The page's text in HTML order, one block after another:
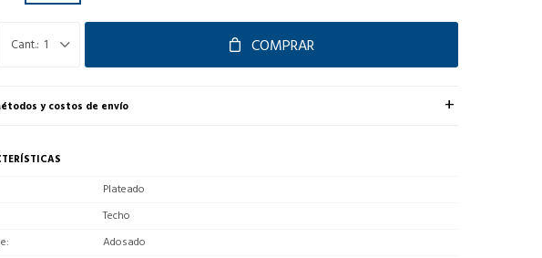
1 COMPRAR
y costos de envío
Plateado
Techo
Adosado